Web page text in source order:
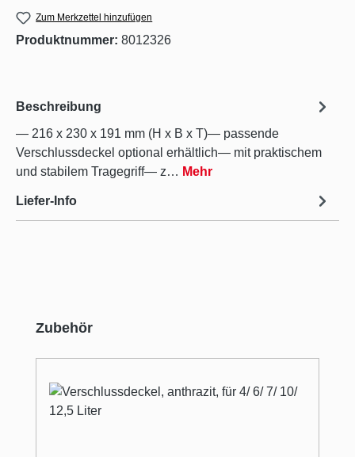
Zum Merkzettel hinzufügen
Produktnummer: 8012326
Beschreibung
— 216 x 230 x 191 mm (H x B x T)— passende
Verschlussdeckel optional erhältlich— mit praktischem
und stabilem Tragegriff— z… Mehr
Liefer-Info
Produktgalerie überspringen
Zubehör